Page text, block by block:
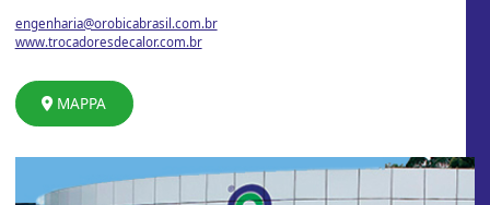
engenharia@orobicabrasil.com.br
www.trocadoresdecalor.com.br
MAPPA